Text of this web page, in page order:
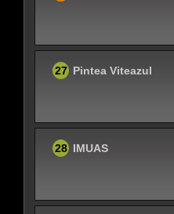
27 Pintea Viteazul
28 IMUAS